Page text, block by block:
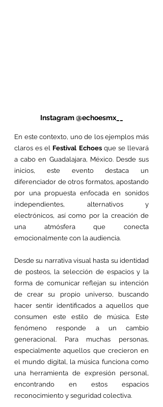
Instagram @echoesmx__
En este contexto, uno de los ejemplos más
claros es el Festival Echoes que se llevará
a cabo en Guadalajara, México. Desde sus
inicios, este evento destaca un
diferenciador de otros formatos, apostando
por una propuesta enfocada en sonidos
independientes, alternativos y
electrónicos, así como por la creación de
una atmósfera que conecta
emocionalmente con la audiencia.
Desde su narrativa visual hasta su identidad
de posteos, la selección de espacios y la
forma de comunicar reflejan su intención
de crear su propio universo, buscando
hacer sentir identificados a aquellos que
consumen este estilo de música. Este
fenómeno responde a un cambio
generacional. Para muchas personas,
especialmente aquellos que crecieron en
el mundo digital, la música funciona como
una herramienta de expresión personal,
encontrando en estos espacios
reconocimiento y seguridad colectiva.